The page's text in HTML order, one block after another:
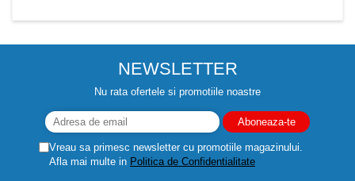
NEWSLETTER
Nu rata ofertele si promotiile noastre
Vreau sa primesc newsletter cu promotiile magazinului.
Afla mai multe in Politica de Confidentialitate